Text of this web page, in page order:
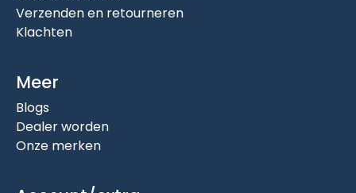
Verzenden en retourneren
Klachten
Meer
Blogs
Dealer worden
Onze merken